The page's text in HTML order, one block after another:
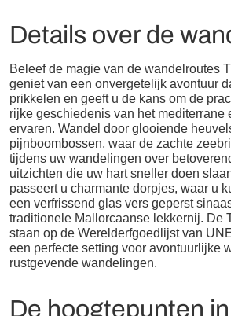
Details over de
Beleef de magie van de wandelroutes
geniet van een onvergetelijk avontuur
prikkelen en geeft u de kans om de
rijke geschiedenis van het mediterrane
ervaren. Wandel door glooiende
pijnboombossen, waar de zachte
tijdens uw wandelingen over
uitzichten die uw hart sneller doen
passeert u charmante dorpjes, waar u
een verfrissend glas vers geperst
traditionele Mallorcaanse lekkernij. De
staan op de Werelderfgoedlijst van
een perfecte setting voor avontuurlijke
rustgevende wandelingen.
De hoogtepunten